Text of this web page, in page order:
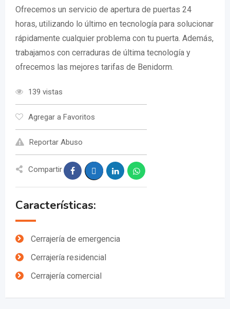
Ofrecemos un servicio de apertura de puertas 24
horas, utilizando lo último en tecnología para solucionar
rápidamente cualquier problema con tu puerta. Además,
trabajamos con cerraduras de última tecnología y
ofrecemos las mejores tarifas de Benidorm.
139 vistas
Agregar a Favoritos
Reportar Abuso
Compartir
Características:
Cerrajería de emergencia
Cerrajería residencial
Cerrajería comercial